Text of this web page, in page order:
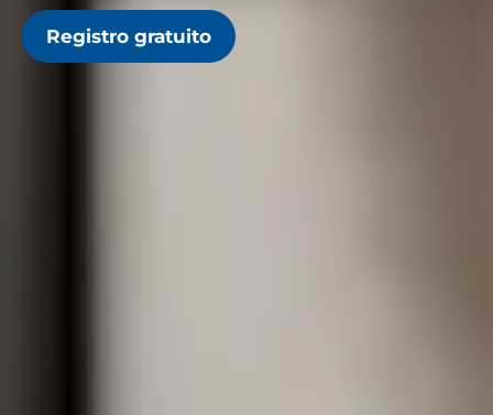
Registro gratuito